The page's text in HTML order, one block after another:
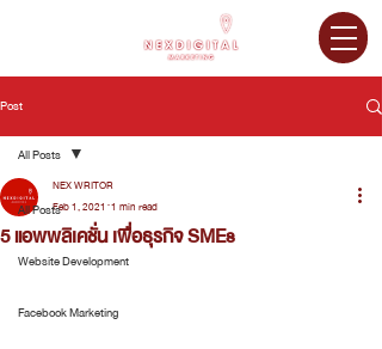
Post
All Posts
Website Development
Facebook Marketing
All Posts
5 แอพพลิเคชั่น เพื่อธุรกิจ SMEs
NEX WRITOR
Feb 1, 2021 1 min read